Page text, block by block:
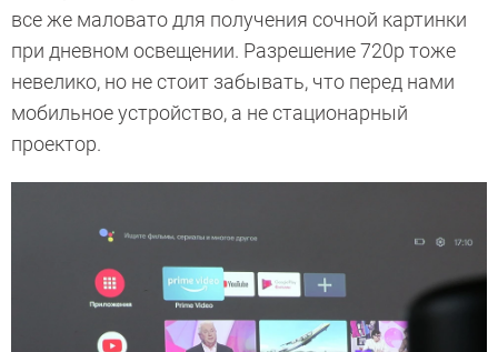
все же маловато для получения сочной картинки
при дневном освещении. Разрешение 720p тоже
невелико, но не стоит забывать, что перед нами
мобильное устройство, а не стационарный
проектор.